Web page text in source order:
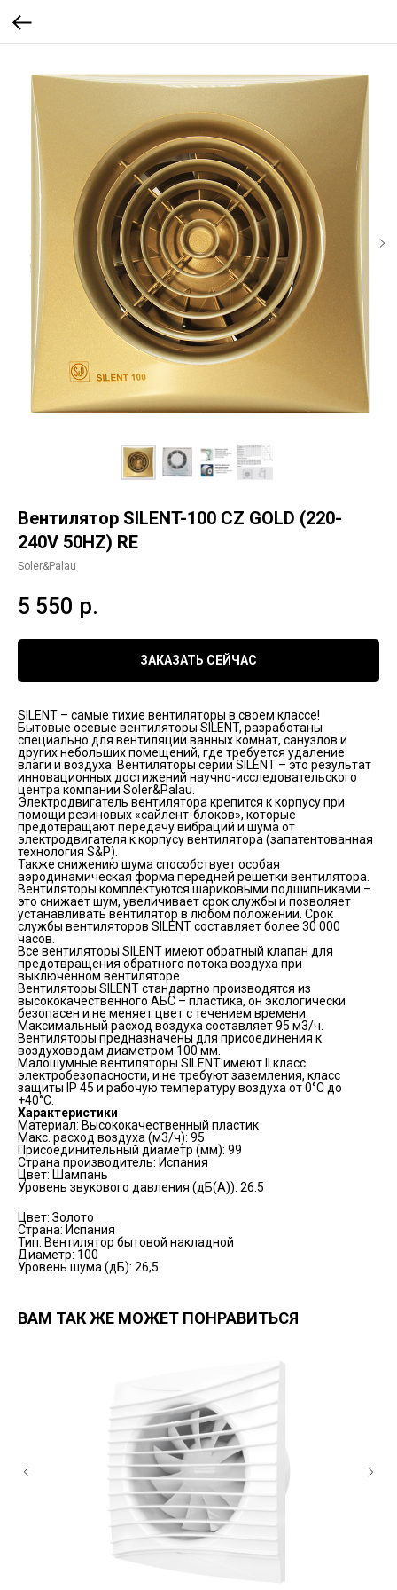
Вентилятор SILENT-100 CZ GOLD (220-
240V 50HZ) RE
Soler&Palau
5 550 р.
ЗАКАЗАТЬ СЕЙЧАС
SILENT – самые тихие вентиляторы в своем классе!
Бытовые осевые вентиляторы SILENT, разработаны
специально для вентиляции ванных комнат, санузлов и
других небольших помещений, где требуется удаление
влаги и воздуха. Вентиляторы серии SILENT – это результат
инновационных достижений научно-исследовательского
центра компании Soler&Palau.
Электродвигатель вентилятора крепится к корпусу при
помощи резиновых «сайлент-блоков», которые
предотвращают передачу вибраций и шума от
электродвигателя к корпусу вентилятора (запатентованная
технология S&P).
Также снижению шума способствует особая
аэродинамическая форма передней решетки вентилятора.
Вентиляторы комплектуются шариковыми подшипниками –
это снижает шум, увеличивает срок службы и позволяет
устанавливать вентилятор в любом положении. Срок
службы вентиляторов SILENT составляет более 30 000
часов.
Все вентиляторы SILENT имеют обратный клапан для
предотвращения обратного потока воздуха при
выключенном вентиляторе.
Вентиляторы SILENT стандартно производятся из
высококачественного АБС – пластика, он экологически
безопасен и не меняет цвет с течением времени.
Максимальный расход воздуха составляет 95 м3/ч.
Вентиляторы предназначены для присоединения к
воздуховодам диаметром 100 мм.
Малошумные вентиляторы SILENT имеют II класс
электробезопасности, и не требуют заземления, класс
защиты IP 45 и рабочую температуру воздуха от 0°С до
+40°С.
Характеристики
Материал: Высококачественный пластик
Макс. расход воздуха (м3/ч): 95
Присоединительный диаметр (мм): 99
Страна производитель: Испания
Цвет: Шампань
Уровень звукового давления (дБ(А)): 26.5
Цвет: Золото
Страна: Испания
Тип: Вентилятор бытовой накладной
Диаметр: 100
Уровень шума (дБ): 26,5
ВАМ ТАК ЖЕ МОЖЕТ ПОНРАВИТЬСЯ